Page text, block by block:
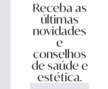
Receba as
últimas
novidades
e
conselhos
de saúde e
estética.